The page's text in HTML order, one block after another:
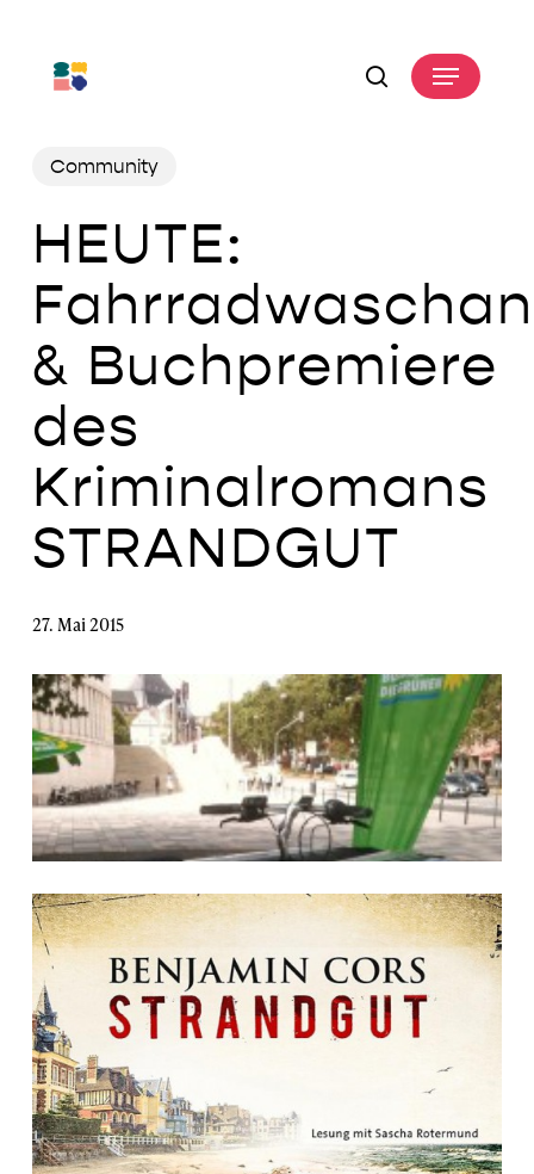
search
Menu
Community
HEUTE:
& Buchpremiere
des
Kriminalromans
STRANDGUT
27. Mai 2015